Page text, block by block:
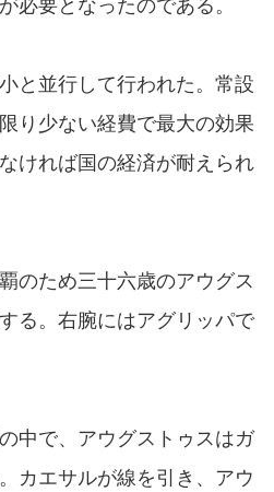
必要となったのである。
と並行して行われた。常設
り少ない経費で最大の効果
ければ国の経済が耐えられ
のため三十六歳のアウグス
る。右腕にはアグリッパで
中で、アウグストゥスはガ
カエサルが線を引き、アウ